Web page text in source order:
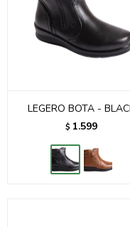
LEGERO BOTA -
$ 1.599